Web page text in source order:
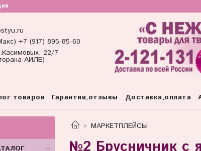
+7 (917) 895-85-60
22/7
АИЛЕ)
товаров Гарантии,отзывы Доставка,оплата
МАРКЕТПЛЕЙСЫ
№2 Брусничник с